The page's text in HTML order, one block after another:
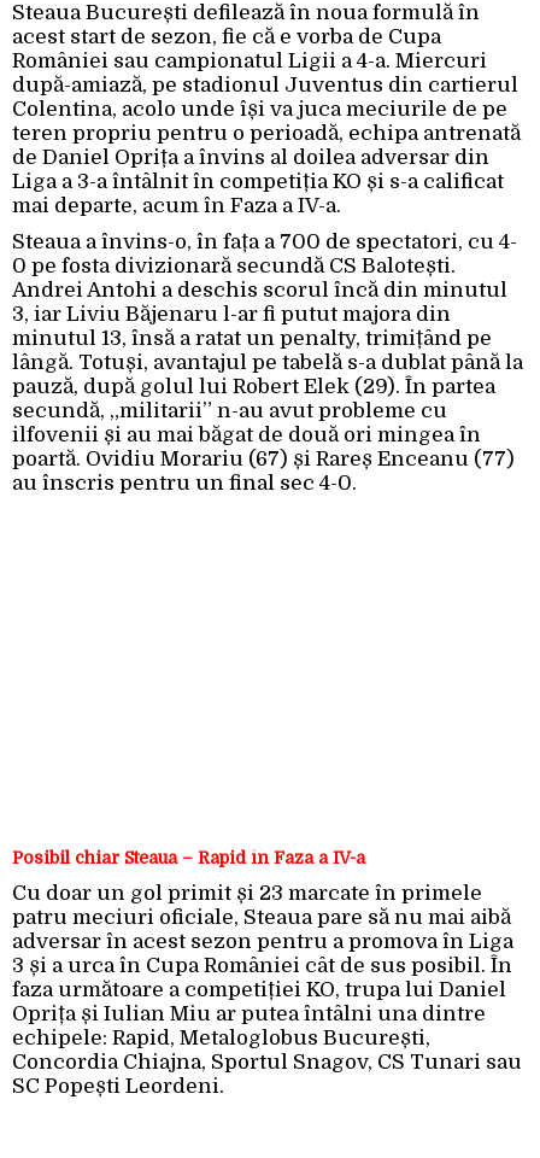
Steaua București defilează în noua formulă în
acest start de sezon, fie că e vorba de Cupa
României sau campionatul Ligii a 4-a. Miercuri
după-amiază, pe stadionul Juventus din cartierul
Colentina, acolo unde își va juca meciurile de pe
teren propriu pentru o perioadă, echipa antrenată
de Daniel Oprița a învins al doilea adversar din
Liga a 3-a întâlnit în competiția KO și s-a calificat
mai departe, acum în Faza a IV-a.
Steaua a învins-o, în fața a 700 de spectatori, cu 4-
0 pe fosta divizionară secundă CS Balotești.
Andrei Antohi a deschis scorul încă din minutul
3, iar Liviu Băjenaru l-ar fi putut majora din
minutul 13, însă a ratat un penalty, trimițând pe
lângă. Totuși, avantajul pe tabelă s-a dublat până la
pauză, după golul lui Robert Elek (29). În partea
secundă, „militarii” n-au avut probleme cu
ilfovenii și au mai băgat de două ori mingea în
poartă. Ovidiu Morariu (67) și Rareș Enceanu (77)
au înscris pentru un final sec 4-0.
Posibil chiar Steaua – Rapid în Faza a IV-a
Cu doar un gol primit și 23 marcate în primele
patru meciuri oficiale, Steaua pare să nu mai aibă
adversar în acest sezon pentru a promova în Liga
3 și a urca în Cupa României cât de sus posibil. În
faza următoare a competiției KO, trupa lui Daniel
Oprița și Iulian Miu ar putea întâlni una dintre
echipele: Rapid, Metaloglobus București,
Concordia Chiajna, Sportul Snagov, CS Tunari sau
SC Popești Leordeni.